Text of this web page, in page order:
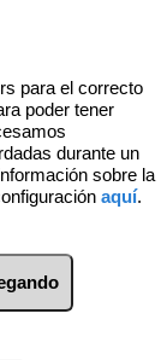
para el correcto
poder tener
durante un
sobre la
aquí.